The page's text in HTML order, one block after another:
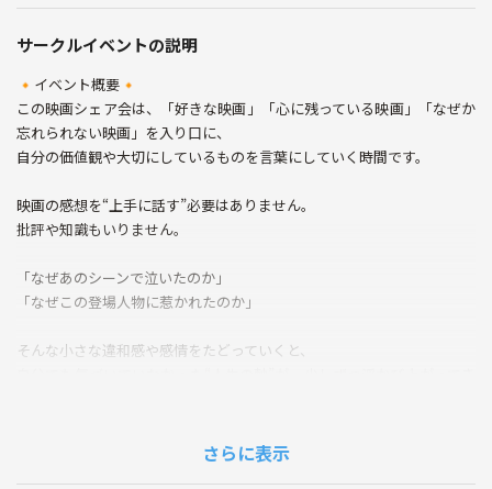
サークルイベントの説明
🔸イベント概要🔸
この映画シェア会は、「好きな映画」「心に残っている映画」「なぜか
忘れられない映画」を入り口に、
自分の価値観や大切にしているものを言葉にしていく時間です。
映画の感想を“上手に話す”必要はありません。
批評や知識もいりません。
「なぜあのシーンで泣いたのか」
「なぜこの登場人物に惹かれたのか」
そんな小さな違和感や感情をたどっていくと、
さらに表示